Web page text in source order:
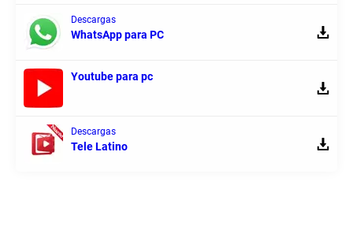
Descargas
WhatsApp para PC
Youtube para pc
Descargas
Tele Latino